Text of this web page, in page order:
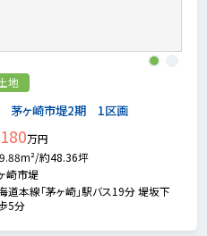
1
茅ヶ崎市堤2期 1区画
地
万円
約48.36坪
崎市堤
道本線「茅ヶ崎」駅バス19分 堤坂下
5分